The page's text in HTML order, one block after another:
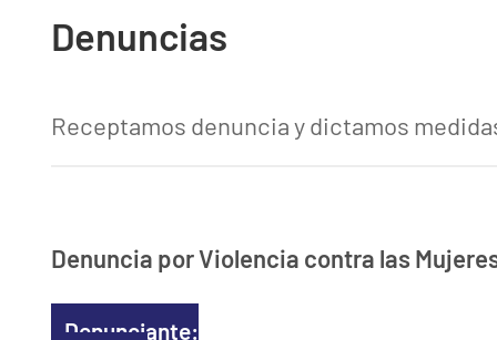
Denuncias
Receptamos denuncia y dictamos
Denuncia por Violencia contra las
Denunciante: